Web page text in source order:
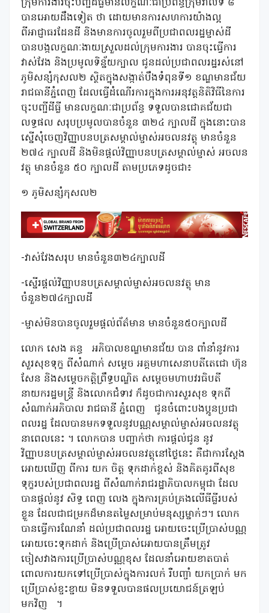
ក្រុមការងារចុះបញ្ជីដីធ្លីមានលក្ខណៈជាប្រព័ន្ធក្រុមវាលទី ៨
បានអោយដឹងទៀត ថា ដោយមានការសហការយ៉ាងល្អ
ពីអាជ្ញាធរដែនដី និងមានការចូលរួមពីប្រជាពលរដ្ឋម្ចាស់ដី
បានបង្កលក្ខណៈងាយស្រួលដល់ក្រុមការងារ បានចុះធ្វើការ
វាស់វែង និងប្រមូលទិន្ន័យក្បាល ជូនដល់ប្រជាពលរដ្ឋរស់នៅ
ភូមិសន្សំកុសល២ ស្ថិតក្នុងសង្កាត់បឹងទំពុនទី១ ខណ្ឌមានជ័យ
រាជធានីភ្នំពេញ ដែលធ្វើដំណើរការក្នុងការអនុវត្តនិតិវិធីនៃការ
ចុះបញ្ជីដីធ្លី មានលក្ខណៈជាប្រព័ន្ធ ទទួលបានជោគជ័យជា
លទ្ធផល សរុបប្រមូលបានចំនួន ៣២៤ ក្បាលដី ក្នុងនោះបាន
ស្នើសុំចេញវិញ្ញាបនបត្រសម្គាល់ម្ចាស់អចលនវត្ថុ មានចំនួន
២៧៤ ក្បាលដី និងមិនផ្តល់វិញ្ញាបនបត្រសម្គាល់ម្ចាស់ អចលន
វត្ថុ មានចំនួន ៥០ ក្បាលដី តាមប្រភេទដូចជា៖
១ ភូមិសន្សំកុសល២
-វាស់វែងសរុប មានចំនួន៣២៤ក្បាលដី
-ស្នេីរផ្តល់វិញ្ញាបនបត្រសម្គាល់ម្ចាស់អចលនវត្ថុ មាន
ចំនួន២៧៤ក្បាលដី
-ម្ចាស់មិនបានចូលរួមផ្តល់ព័ត៌មាន មានចំនួន៥០ក្បាលដី
លោក សេង គន្ធ
អភិបាលខណ្ឌមានជ័យ បាន ពាំនាំនូវការ
សួរសុខទុក្ខ ពីសំណាក់ សម្តេច អគ្គមហាសេនាបតីតេជោ ហ៊ុន
សែន និងសម្តេចកត្តិព្រឹទ្ធបណ្ឌិត សម្តេចមហាបវរធិបតី​
នាយករដ្ឋមន្ត្រី​ និងលោកជំទាវ​ ក៏ដូចជាការសួរសុខ ទុកពី
សំណាក់អភិបាល រាជធានី ភ្នំពេញ
ជូនចំពោះបងប្អូនប្រជា
ពលរដ្ឋ ដែលបានមកទទួលនូវបណ្ណសម្គាល់ម្ចាស់អចលនវត្ថុ
នាពេលនេះ ។ លោកបាន បញ្ជាក់ថា ការផ្តល់ជូន នូវ
វិញ្ញាបនបត្រសម្គាល់ម្ចាស់អចលនវត្ថុនៅថ្ងៃនេះ គឺជាការស្តែង
អោយឃើញ ពីការ យក ចិត្ត ទុកដាក់ខ្ពស់ និងគិតគូរពីសុខ
ទុក្ខរបស់ប្រជាពលរដ្ឋ ពីសំណាក់រាជរដ្ឋាភិបាលកម្ពុជា ដែល
បានផ្តល់នូវ សិទ្ធ ពេញ លេង ក្នុងការគ្រប់គ្រងលើធីធ្លីរបស់
ខ្លួន ដែលជាជម្រកដ៏មានតម្លៃសម្រាប់មនុស្សម្នាក់ៗ។ លោក
បានធ្វើការណែនាំ ដល់ប្រជាពលរដ្ឋ អោយចេះប្រើប្រាស់បណ្ណ
អោយចេះទុកដាក់ និងប្រើប្រាស់អោយបានត្រឹមត្រូវ
ចៀសវាងការប្រើប្រាស់បណ្ណខុស ដែលនាំអោយខាតបាត់
ពោលការយកទៅប្រើប្រាស់ក្នុងការលក់ រឺបញ្ចាំ យកប្រាក់ មក
ប្រើប្រាស់ខ្ចះខ្ជាយ មិនទទួលបានផលប្រយោជន៍ត្រឡប់
មកវិញ
។